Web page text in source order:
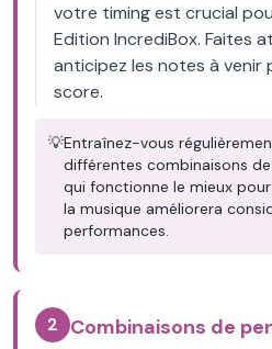
votre timing est crucial
Edition IncrediBox. Faites
anticipez les notes à venir
score.
💡Entraînez-vous
différentes combinaisons
qui fonctionne le mieux
la musique améliorera
performances.
2 Combinaisons de